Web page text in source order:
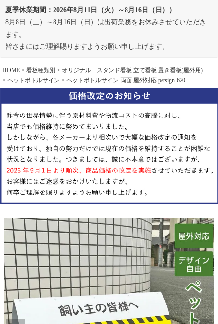
夏季休業期間：2026年8月11日（火）～8月16日（日））
8月8日（土）～8月16日（日）は出荷業務をお休みさせていただき
ます。
皆さまにはご理解賜りますようお願い申し上げます。
HOME 看板種類別
オリジナル スタンド看板 立て看板 置き看板(屋外用)
ペットボトルサイン
ペットボトルサイン 両面 屋外対応 petsign-620